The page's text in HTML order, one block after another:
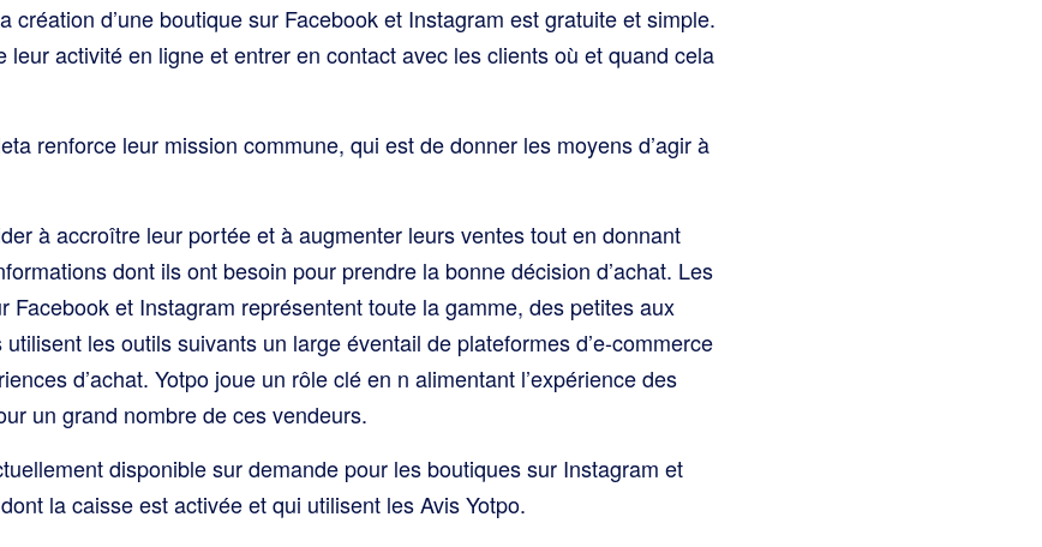
création d’une boutique sur Facebook et Instagram est gratuite et simple.
leur activité en ligne et entrer en contact avec les clients où et quand cela
renforce leur mission commune, qui est de donner les moyens d’agir à
à accroître leur portée et à augmenter leurs ventes tout en donnant
dont ils ont besoin pour prendre la bonne décision d’achat. Les
Facebook et Instagram représentent toute la gamme, des petites aux
les outils suivants un large éventail de plateformes d’e-commerce
d’achat. Yotpo joue un rôle clé en n alimentant l’expérience des
un grand nombre de ces vendeurs.
disponible sur demande pour les boutiques sur Instagram et
la caisse est activée et qui utilisent les Avis Yotpo.